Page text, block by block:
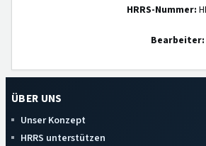
HRRS-Nummer:
Bearbeiter:
ÜBER UNS
Unser Konzept
HRRS unterstützen